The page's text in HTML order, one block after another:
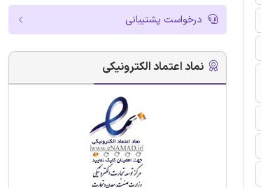
درخواست پشتیبانی
نماد اعتماد الکترونیکی